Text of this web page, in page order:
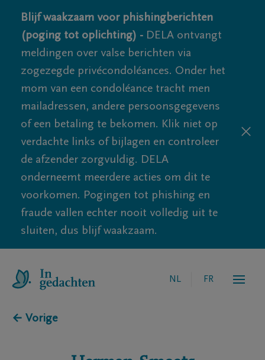
Blijf waakzaam voor phishingberichten
(poging tot oplichting) - DELA ontvangt
meldingen over valse berichten via
zogezegde privécondoléances. Onder het
mom van een condoléance tracht men
mailadressen, andere persoonsgegevens
of een betaling te bekomen. Klik niet op
verdachte links of bijlagen en controleer
de afzender zorgvuldig. DELA
onderneemt meerdere acties om dit te
voorkomen. Pogingen tot phishing en
fraude vallen echter nooit volledig uit te
sluiten, dus blijf waakzaam.
NL FR
← Vorige